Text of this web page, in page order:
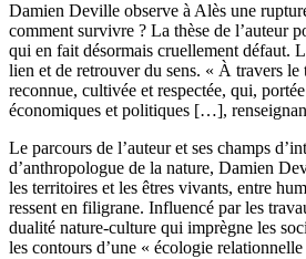
Damien Deville observe à Alès une
comment survivre ? La thèse de l’auteur
qui en fait désormais cruellement défaut.
lien et de retrouver du sens. « À travers
reconnue, cultivée et respectée, qui,
économiques et politiques […],
Le parcours de l’auteur et ses champs
d’anthropologue de la nature, Damien
les territoires et les êtres vivants, entre
ressent en filigrane. Influencé par les
dualité nature-culture qui imprègne les
les contours d’une « écologie